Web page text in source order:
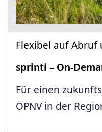
Flexibel auf Abruf
sprinti – On-
Für einen
ÖPNV in der